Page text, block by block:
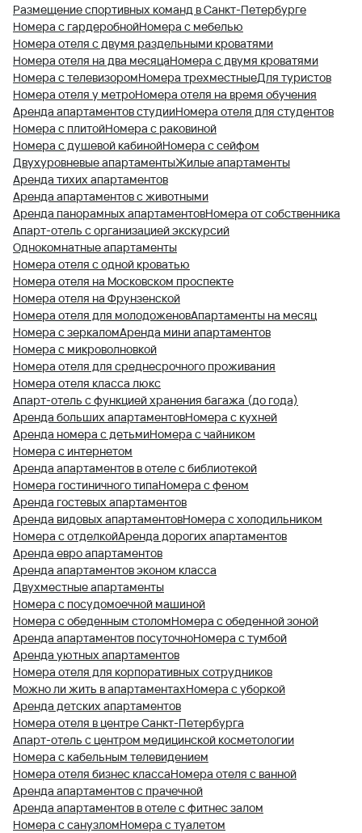
Размещение спортивных команд в Санкт-Петербурге
Номера с гардеробнойНомера с мебелью
Номера отеля с двумя раздельными кроватями
Номера отеля на два месяцаНомера с двумя кроватями
Номера с телевизоромНомера трехместныеДля туристов
Номера отеля у метроНомера отеля на время обучения
Аренда апартаментов студииНомера отеля для студентов
Номера с плитойНомера с раковиной
Номера с душевой кабинойНомера с сейфом
Двухуровневые апартаментыЖилые апартаменты
Аренда тихих апартаментов
Аренда апартаментов с животными
Аренда панорамных апартаментовНомера от собственника
Апарт-отель с организацией экскурсий
Однокомнатные апартаменты
Номера отеля с одной кроватью
Номера отеля на Московском проспекте
Номера отеля на Фрунзенской
Номера отеля для молодоженовАпартаменты на месяц
Номера с зеркаломАренда мини апартаментов
Номера с микроволновкой
Номера отеля для среднесрочного проживания
Номера отеля класса люкс
Апарт-отель с функцией хранения багажа (до года)
Аренда больших апартаментовНомера с кухней
Аренда номера с детьмиНомера с чайником
Номера с интернетом
Аренда апартаментов в отеле с библиотекой
Номера гостиничного типаНомера с феном
Аренда гостевых апартаментов
Аренда видовых апартаментовНомера с холодильником
Номера с отделкойАренда дорогих апартаментов
Аренда евро апартаментов
Аренда апартаментов эконом класса
Двухместные апартаменты
Номера с посудомоечной машиной
Номера с обеденным столомНомера с обеденной зоной
Аренда апартаментов посуточноНомера с тумбой
Аренда уютных апартаментов
Номера отеля для корпоративных сотрудников
Можно ли жить в апартаментахНомера с уборкой
Аренда детских апартаментов
Номера отеля в центре Санкт-Петербурга
Апарт-отель с центром медицинской косметологии
Номера с кабельным телевидением
Номера отеля бизнес классаНомера отеля с ванной
Аренда апартаментов с прачечной
Аренда апартаментов в отеле с фитнес залом
Номера с санузломНомера с туалетом